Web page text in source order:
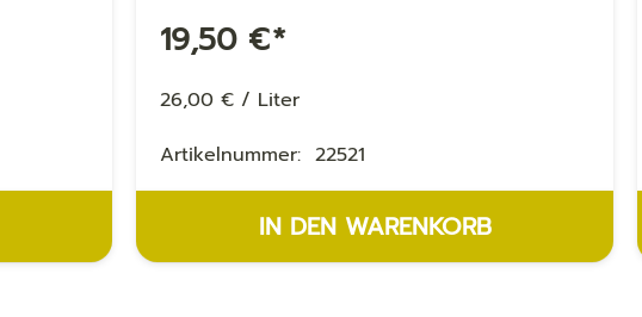
19,50 €*
26,00 € / Liter
Artikelnummer: 22521
IN DEN WARENKORB